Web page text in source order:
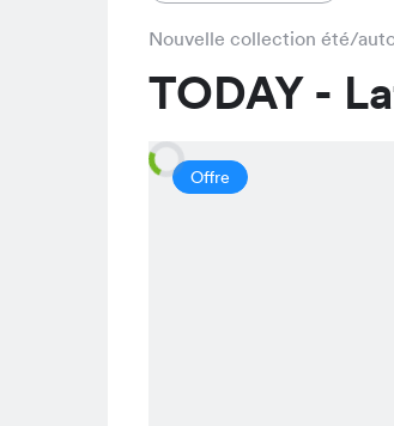
Nouvelle collection été/
TODAY -
Offre